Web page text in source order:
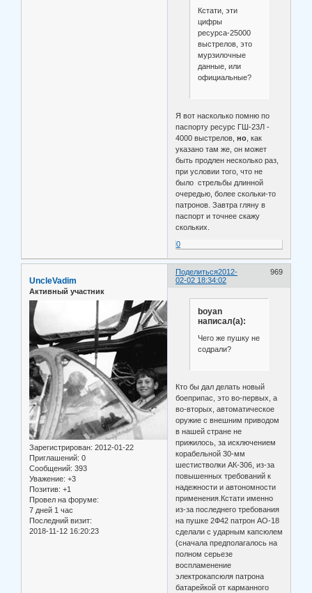
Кстати, эти
цифры
ресурса-25000
выстрелов, это
мурзилочные
данные, или
официальные?
Я вот насколько помню по
паспорту ресурс ГШ-23Л -
4000 выстрелов,но , как
указано там же, он может
быть продлен несколько раз,
при условии того, что не
было стрельбы длинной
очередью, более скольки-то
патронов. Завтра гляну в
паспорт и точнее скажу
скольких.
0
Поделиться 969
2012-
02-02 18:34:02
UncleVadim
Активный участник
Зарегистрирован: 2012-01-22
Приглашений: 0
Сообщений: 393
Уважение: +3
Позитив: +1
Провел на форуме:
7 дней 1 час
Последний визит:
2018-11-12 16:20:23
boyan
написал(а):
Чего же пушку не
содрали?
Кто бы дал делать новый
боеприпас, это во-первых, а
во-вторых, автоматическое
оружие с внешним приводом
в нашей стране не
прижилось, за исключением
корабельной 30-мм
шестистволки АК-306, из-за
повышенных требований к
надежности и автономности
применения.Кстати именно
из-за последнего требования
на пушке 2Ф42 патрон АО-18
сделали с ударным капсюлем
(сначала предполагалось на
полном серьезе
воспламенение
электрокапсюля патрона
батарейкой от карманного